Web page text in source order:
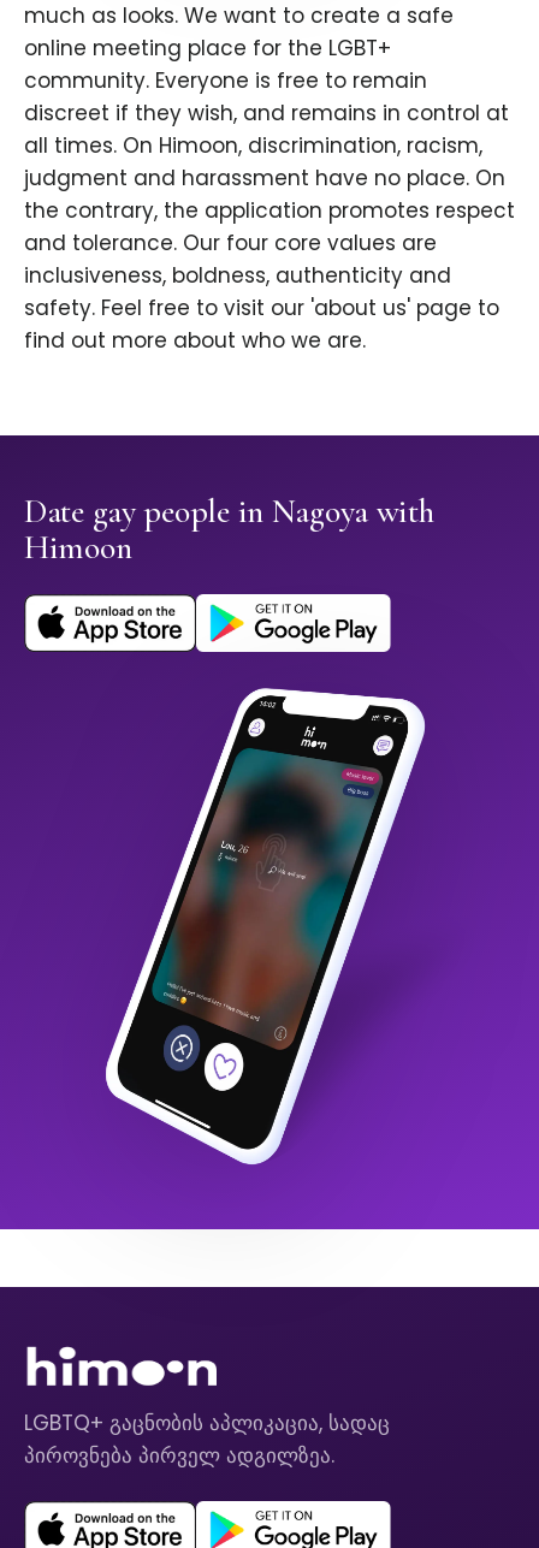
much as looks. We want to create a safe
online meeting place for the LGBT+
community. Everyone is free to remain
discreet if they wish, and remains in control at
all times. On Himoon, discrimination, racism,
judgment and harassment have no place. On
the contrary, the application promotes respect
and tolerance. Our four core values are
inclusiveness, boldness, authenticity and
safety. Feel free to visit our 'about us' page to
find out more about who we are.
Date gay people in Nagoya with
Himoon
LGBTQ+ გაცნობის აპლიკაცია, სადაც
პიროვნება პირველ ადგილზეა.